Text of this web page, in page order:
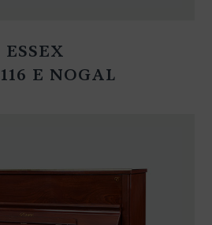
ESSEX
E NOGAL